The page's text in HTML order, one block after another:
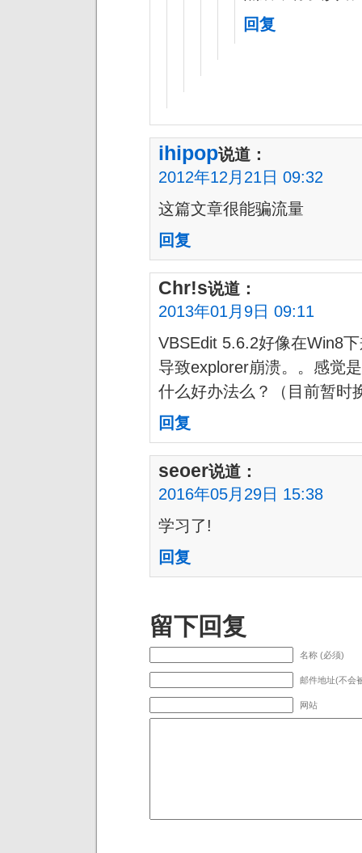
回复
ihipop说道：
2012年12月21日 09:32
这篇文章很能骗流量
回复
Chr!s说道：
2013年01月9日 09:11
VBSEdit 5.6.2好像在Win8
导致explorer崩溃。。感觉
什么好办法么？（目前暂时
回复
seoer说道：
2016年05月29日 15:38
学习了!
回复
留下回复
名称 (必须)
邮件地址(不会
网站